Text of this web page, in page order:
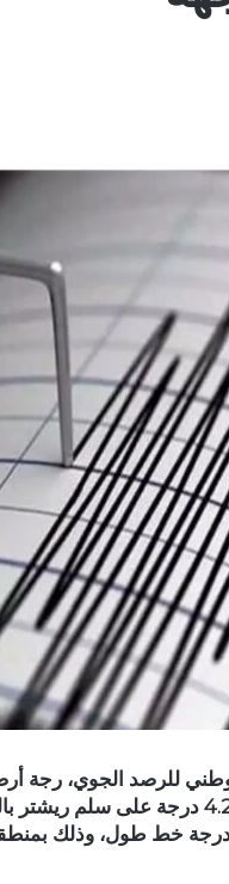
للرصد الجوي، رجة
14 و 41 دقيقة بالتوقيت المحلي، وبلغت